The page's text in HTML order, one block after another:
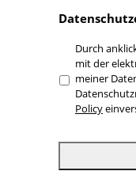
Durch
mit der
meiner
Policy